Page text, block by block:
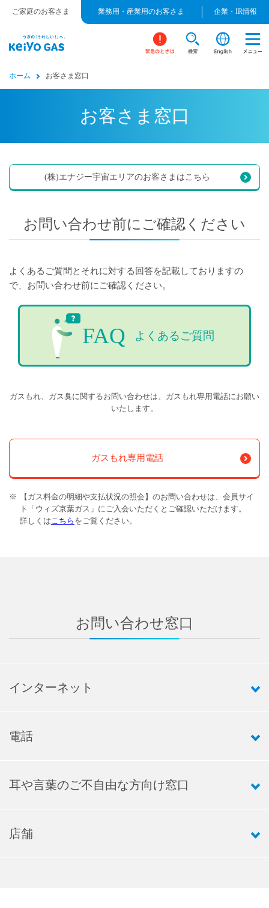
ご家庭のお客さま 業務用・産業用のお客さま 企業・IR情報
ホーム お客さま窓口
お客さま窓口
(株)エナジー宇宙エリアのお客さまはこちら
お問い合わせ前にご確認ください
よくあるご質問とそれに対する回答を記載しておりますの
で、お問い合わせ前にご確認ください。
FAQ よくあるご質問
ガスもれ、ガス臭に関するお問い合わせは、ガスもれ専用電話にお願い
いたします。
ガスもれ専用電話
※
【ガス料金の明細や支払状況の照会】のお問い合わせは、会員サイ
ト「ウィズ京葉ガス」にご入会いただくとご確認いただけます。
詳しくはこちら をご覧ください。
お問い合わせ窓口
インターネット
電話
耳や言葉のご不自由な方向け窓口
店舗